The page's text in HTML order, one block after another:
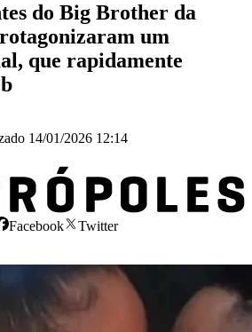
do Big Brother da
um
que rapidamente
14/01/2026 12:14
Facebook
Twitter